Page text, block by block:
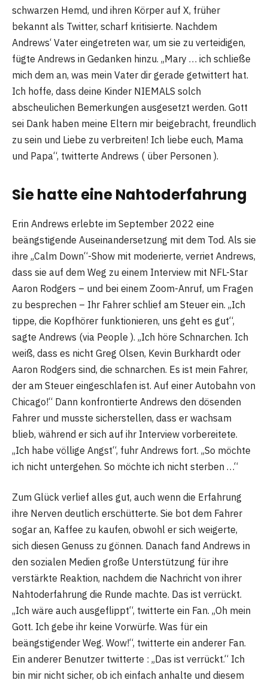
schwarzen Hemd, und ihren Körper auf X, früher
bekannt als Twitter, scharf kritisierte. Nachdem
Andrews‘ Vater eingetreten war, um sie zu verteidigen,
fügte Andrews in Gedanken hinzu. „Mary … ich schließe
mich dem an, was mein Vater dir gerade getwittert hat.
Ich hoffe, dass deine Kinder NIEMALS solch
abscheulichen Bemerkungen ausgesetzt werden. Gott
sei Dank haben meine Eltern mir beigebracht, freundlich
zu sein und Liebe zu verbreiten! Ich liebe euch, Mama
und Papa“, twitterte Andrews ( über Personen ).
Sie hatte eine Nahtoderfahrung
Erin Andrews erlebte im September 2022 eine
beängstigende Auseinandersetzung mit dem Tod. Als sie
ihre „Calm Down“-Show mit moderierte, verriet Andrews,
dass sie auf dem Weg zu einem Interview mit NFL-Star
Aaron Rodgers – und bei einem Zoom-Anruf, um Fragen
zu besprechen – Ihr Fahrer schlief am Steuer ein. „Ich
tippe, die Kopfhörer funktionieren, uns geht es gut“,
sagte Andrews (via People ). „Ich höre Schnarchen. Ich
weiß, dass es nicht Greg Olsen, Kevin Burkhardt oder
Aaron Rodgers sind, die schnarchen. Es ist mein Fahrer,
der am Steuer eingeschlafen ist. Auf einer Autobahn von
Chicago!“ Dann konfrontierte Andrews den dösenden
Fahrer und musste sicherstellen, dass er wachsam
blieb, während er sich auf ihr Interview vorbereitete.
„Ich habe völlige Angst“, fuhr Andrews fort. „So möchte
ich nicht untergehen. So möchte ich nicht sterben …“
Zum Glück verlief alles gut, auch wenn die Erfahrung
ihre Nerven deutlich erschütterte. Sie bot dem Fahrer
sogar an, Kaffee zu kaufen, obwohl er sich weigerte,
sich diesen Genuss zu gönnen. Danach fand Andrews in
den sozialen Medien große Unterstützung für ihre
verstärkte Reaktion, nachdem die Nachricht von ihrer
Nahtoderfahrung die Runde machte. Das ist verrückt.
„Ich wäre auch ausgeflippt“, twitterte ein Fan. „Oh mein
Gott. Ich gebe ihr keine Vorwürfe. Was für ein
beängstigender Weg. Wow!“, twitterte ein anderer Fan.
Ein anderer Benutzer twitterte : „Das ist verrückt.“ Ich
bin mir nicht sicher, ob ich einfach anhalte und diesem